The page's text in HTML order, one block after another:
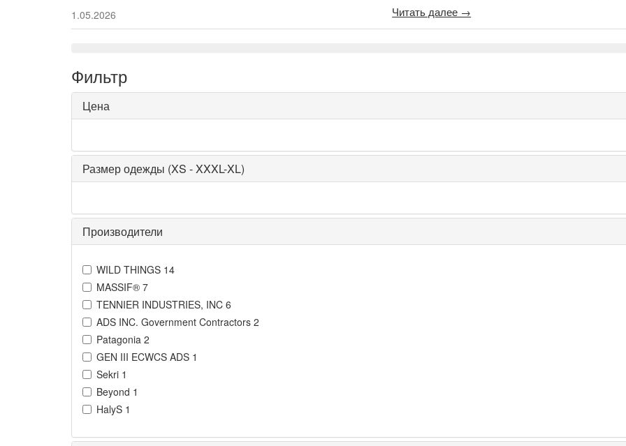
11.05.2026 Читать далее →
Фильтр
Цена
Размер одежды (XS - XXXL-XL)
Производители
WILD THINGS 14
MASSIF® 7
TENNIER INDUSTRIES, INC 6
ADS INC. Government Contractors 2
Patagonia 2
GEN III ECWCS ADS 1
Sekri 1
Beyond 1
HalyS 1